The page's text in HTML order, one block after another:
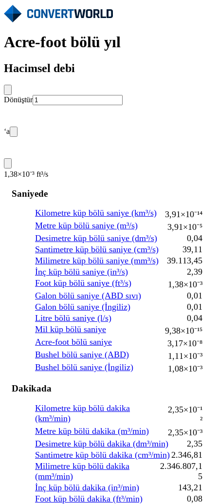
Acre-foot bölü yıl
Hacimsel debi
Dönüştür
‘a
1,38×10⁻³ ft³/s
Saniyede
Kilometre küp bölü saniye (km³/s)
3,91×10⁻¹⁴
Metre küp bölü saniye (m³/s)
3,91×10⁻⁵
Desimetre küp bölü saniye (dm³/s)
0,04
Santimetre küp bölü saniye (cm³/s)
39,11
Milimetre küp bölü saniye (mm³/s)
39.113,45
İnç küp bölü saniye (in³/s)
2,39
Foot küp bölü saniye (ft³/s)
1,38×10⁻³
Galon bölü saniye (ABD sıvı)
0,01
Galon bölü saniye (İngiliz)
0,01
Litre bölü saniye (l/s)
0,04
Mil küp bölü saniye
9,38×10⁻¹⁵
Acre-foot bölü saniye
3,17×10⁻⁸
Bushel bölü saniye (ABD)
1,11×10⁻³
Bushel bölü saniye (İngiliz)
1,08×10⁻³
Dakikada
Kilometre küp bölü dakika
(km³/min)
2,35×10⁻¹
²
Metre küp bölü dakika (m³/min)
2,35×10⁻³
Desimetre küp bölü dakika (dm³/min)
2,35
Santimetre küp bölü dakika (cm³/min) 2.346,81
Milimetre küp bölü dakika
(mm³/min)
2.346.807,1
5
İnç küp bölü dakika (in³/min)
143,21
Foot küp bölü dakika (ft³/min)
0,08